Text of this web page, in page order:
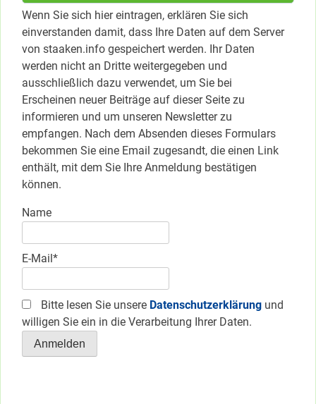
Wenn Sie sich hier eintragen, erklären Sie sich
einverstanden damit, dass Ihre Daten auf dem Server
von staaken.info gespeichert werden. Ihr Daten
werden nicht an Dritte weitergegeben und
ausschließlich dazu verwendet, um Sie bei
Erscheinen neuer Beiträge auf dieser Seite zu
informieren und um unseren Newsletter zu
empfangen. Nach dem Absenden dieses Formulars
bekommen Sie eine Email zugesandt, die einen Link
enthält, mit dem Sie Ihre Anmeldung bestätigen
können.
Name
E-Mail*
Bitte lesen Sie unsere Datenschutzerklärung und
willigen Sie ein in die Verarbeitung Ihrer Daten.